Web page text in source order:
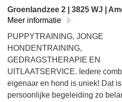
Groenlandzee 2 | 3825 WJ |
Meer informatie
PUPPYTRAINING, JONGE
HONDENTRAINING,
GEDRAGSTHERAPIE EN
UITLAATSERVICE. Iedere
eigenaar en hond is uniek! Dat
persoonlijke begeleiding zo